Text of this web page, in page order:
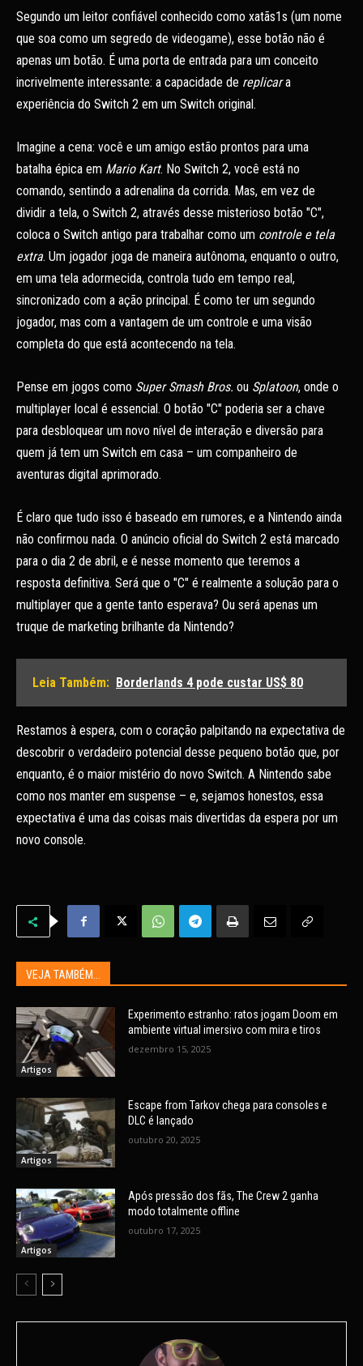
Segundo um leitor confiável conhecido como xatãs1s (um nome
que soa como um segredo de videogame), esse botão não é
apenas um botão. É uma porta de entrada para um conceito
incrivelmente interessante: a capacidade de replicara
experiência do Switch 2 em um Switch original.
Imagine a cena: você e um amigo estão prontos para uma
batalha épica em Mario Kart. No Switch 2, você está no
comando, sentindo a adrenalina da corrida. Mas, em vez de
dividir a tela, o Switch 2, através desse misterioso botão "C",
coloca o Switch antigo para trabalhar como um controle e tela
extra. Um jogador joga de maneira autônoma, enquanto o outro,
em uma tela adormecida, controla tudo em tempo real,
sincronizado com a ação principal. É como ter um segundo
jogador, mas com a vantagem de um controle e uma visão
completa do que está acontecendo na tela.
Pense em jogos como Super Smash Bros. ou Splatoon, onde o
multiplayer local é essencial. O botão "C" poderia ser a chave
para desbloquear um novo nível de interação e diversão para
quem já tem um Switch em casa – um companheiro de
aventuras digital aprimorado.
É claro que tudo isso é baseado em rumores, e a Nintendo ainda
não confirmou nada. O anúncio oficial do Switch 2 está marcado
para o dia 2 de abril, e é nesse momento que teremos a
resposta definitiva. Será que o "C" é realmente a solução para o
multiplayer que a gente tanto esperava? Ou será apenas um
truque de marketing brilhante da Nintendo?
Leia Também: Borderlands 4 pode custar US$ 80
Restamos à espera, com o coração palpitando na expectativa de
descobrir o verdadeiro potencial desse pequeno botão que, por
enquanto, é o maior mistério do novo Switch. A Nintendo sabe
como nos manter em suspense – e, sejamos honestos, essa
expectativa é uma das coisas mais divertidas da espera por um
novo console.
VEJA TAMBÉM...
Artigos
Experimento estranho: ratos jogam Doom em
ambiente virtual imersivo com mira e tiros
dezembro 15, 2025
Artigos
Escape from Tarkov chega para consoles e
DLC é lançado
outubro 20, 2025
Artigos
Após pressão dos fãs, The Crew 2 ganha
modo totalmente offline
outubro 17, 2025